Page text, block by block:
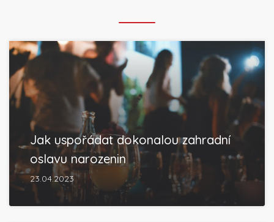
Jak uspořádat dokonalou zahradní
oslavu narozenin
23.04.2023